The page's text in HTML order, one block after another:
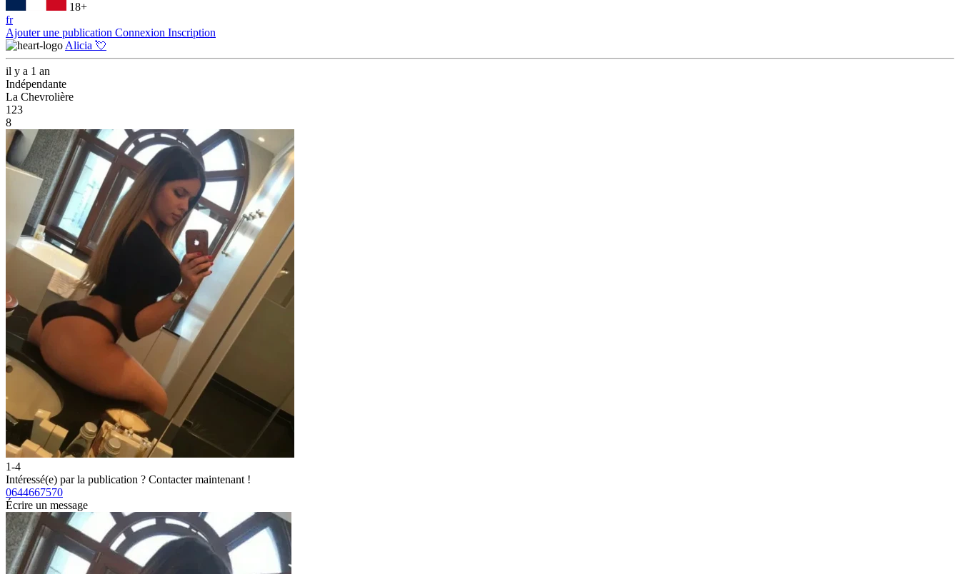
18+
fr
Ajouter une publication Connexion Inscription
Alicia 💘
il y a 1 an
Indépendante
La Chevrolière
123
8
1-4
Intéressé(e) par la publication ? Contacter maintenant !
0644667570
Écrire un message